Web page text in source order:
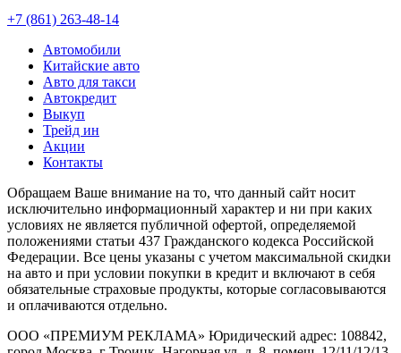
+7 (861) 263-48-14
Автомобили
Китайские авто
Авто для такси
Автокредит
Выкуп
Трейд ин
Акции
Контакты
Обращаем Ваше внимание на то, что данный сайт носит
исключительно информационный характер и ни при каких
условиях не является публичной офертой, определяемой
положениями статьи 437 Гражданского кодекса Российской
Федерации. Все цены указаны с учетом максимальной скидки
на авто и при условии покупки в кредит и включают в себя
обязательные страховые продукты, которые согласовываются
и оплачиваются отдельно.
ООО «ПРЕМИУМ РЕКЛАМА» Юридический адрес: 108842,